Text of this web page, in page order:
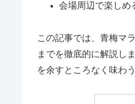
会場周辺で楽しめ
この記事では、青梅マ
までを徹底的に解説し
を余すところなく味わ